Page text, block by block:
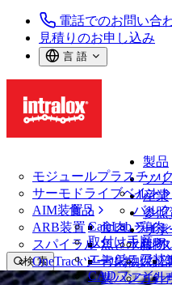
電話でのお問い合
見積りのお申し込み
言 語
製品
モジュールプラスチッ
サーモドライブベルト
AIM装置
ARB装置
スパイラル
OneTrackツールおよび
ソリ
イン
バル
ライ
パレ
産業
食品
食肉、鶏肉
魚と水産物
青果物
製パン
参照
CalcLab
取付け手順
エンジニアリ
CADファイル
サポ
お問
保証
方針
検 索
メニューを開く